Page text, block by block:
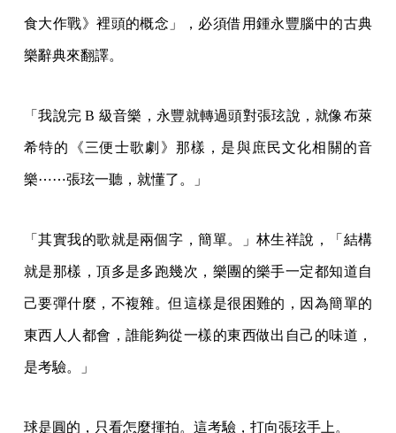
食大作戰》裡頭的概念」，必須借用鍾永豐腦中的古典
樂辭典來翻譯。
「我說完 B 級音樂，永豐就轉過頭對張玹說，就像布萊
希特的《三便士歌劇》那樣，是與庶民文化相關的音
樂⋯⋯張玹一聽，就懂了。」
「其實我的歌就是兩個字，簡單。」林生祥說，「結構
就是那樣，頂多是多跑幾次，樂團的樂手一定都知道自
己要彈什麼，不複雜。但這樣是很困難的，因為簡單的
東西人人都會，誰能夠從一樣的東西做出自己的味道，
是考驗。」
球是圓的，只看怎麼揮拍。這考驗，打向張玹手上。